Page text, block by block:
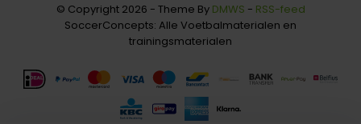
© Copyright 2026 - Theme By DMWS - RSS-feed
SoccerConcepts: Alle Voetbalmaterialen en
trainingsmaterialen